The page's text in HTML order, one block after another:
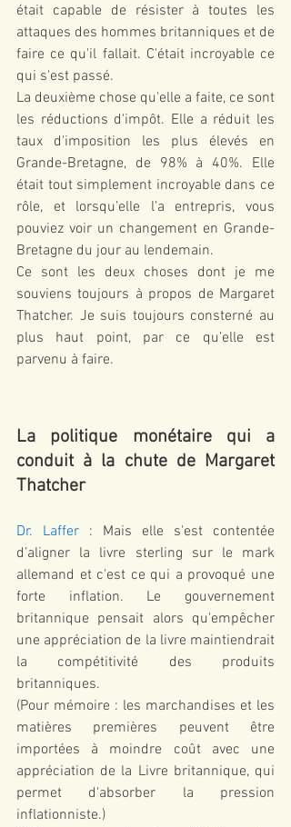
était capable de résister à toutes les
attaques des hommes britanniques et de
faire ce qu'il fallait. C'était incroyable ce
qui s'est passé.
La deuxième chose qu'elle a faite, ce sont
les réductions d'impôt. Elle a réduit les
taux d'imposition les plus élevés en
Grande-Bretagne, de 98% à 40%. Elle
était tout simplement incroyable dans ce
rôle, et lorsqu’elle l'a entrepris, vous
pouviez voir un changement en Grande-
Bretagne du jour au lendemain.
Ce sont les deux choses dont je me
souviens toujours à propos de Margaret
Thatcher. Je suis toujours consterné au
plus haut point, par ce qu’elle est
parvenu à faire.
La politique monétaire qui a
conduit à la chute de Margaret
Thatcher
Dr. Laffer : Mais elle s'est contentée
d’aligner la livre sterling sur le mark
allemand et c'est ce qui a provoqué une
forte inflation. Le gouvernement
britannique pensait alors qu'empêcher
une appréciation de la livre maintiendrait
la compétitivité des produits
britanniques.
(Pour mémoire : les marchandises et les
matières premières peuvent être
importées à moindre coût avec une
appréciation de la Livre britannique, qui
permet d'absorber la pression
inflationniste.)